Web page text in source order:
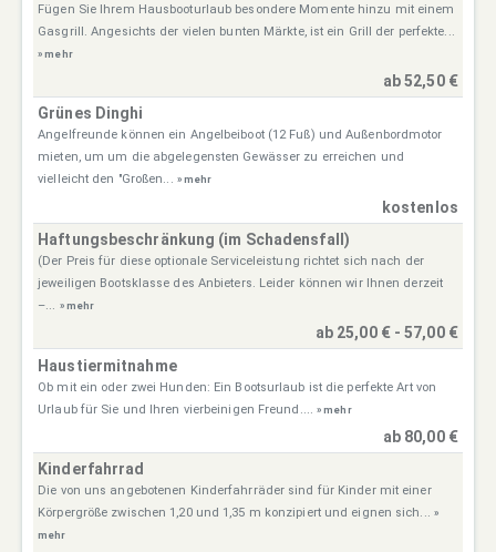
Fügen Sie Ihrem Hausbooturlaub besondere Momente hinzu mit einem
Gasgrill. Angesichts der vielen bunten Märkte, ist ein Grill der perfekte...
» mehr
ab 52,50 €
Grünes Dinghi
Angelfreunde können ein Angelbeiboot (12 Fuß) und Außenbordmotor
mieten, um um die abgelegensten Gewässer zu erreichen und
vielleicht den "Großen... » mehr
kostenlos
Haftungsbeschränkung (im Schadensfall)
(Der Preis für diese optionale Serviceleistung richtet sich nach der
jeweiligen Bootsklasse des Anbieters. Leider können wir Ihnen derzeit
–... » mehr
ab 25,00 € - 57,00 €
Haustiermitnahme
Ob mit ein oder zwei Hunden: Ein Bootsurlaub ist die perfekte Art von
Urlaub für Sie und Ihren vierbeinigen Freund....» mehr
ab 80,00 €
Kinderfahrrad
Die von uns angebotenen Kinderfahrräder sind für Kinder mit einer
Körpergröße zwischen 1,20 und 1,35 m konzipiert und eignen sich... »
mehr